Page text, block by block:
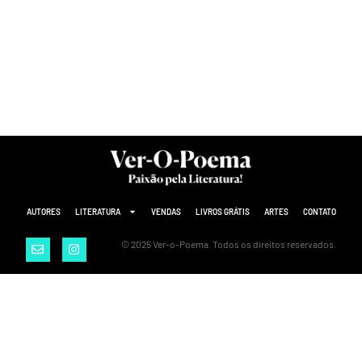
AUTORES LITERATURA VENDAS LIVROS GRÁTIS ARTES CONTATO
© 2025 Ver-o-Poema. Todos os direitos reservados.